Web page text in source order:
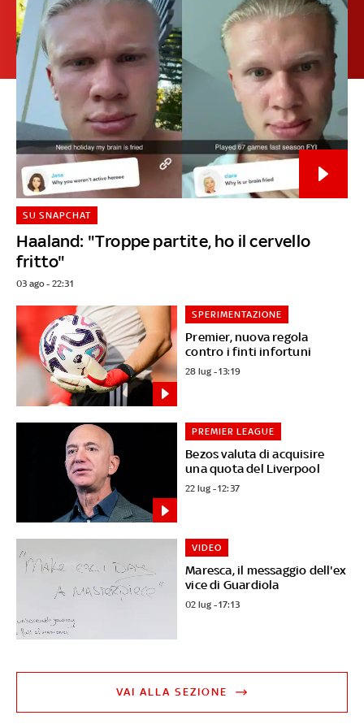
Haaland: "Troppe partite, ho il cervello
fritto"
SU SNAPCHAT
03 ago - 22:31
Premier, nuova regola
contro i finti infortuni
SPERIMENTAZIONE
28 lug - 13:19
Bezos valuta di acquisire
una quota del Liverpool
PREMIER LEAGUE
22 lug - 12:37
Maresca, il messaggio dell'ex
vice di Guardiola
VIDEO
02 lug - 17:13
VAI ALLA SEZIONE